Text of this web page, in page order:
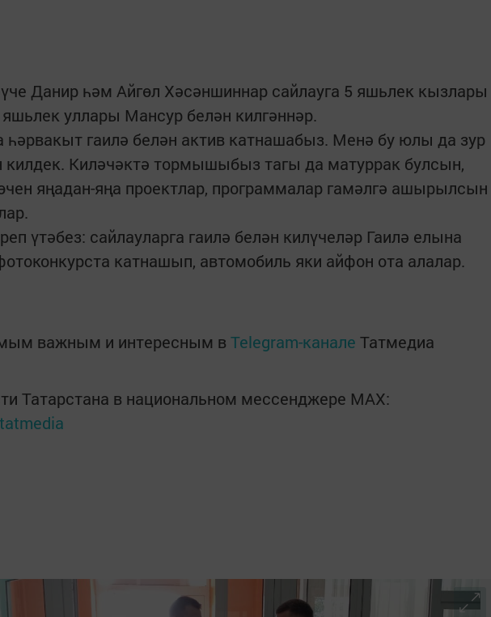
Данир һәм Айгөл Хәсәншиннар сайлауга 5 яшьлек кызлары
уллары Мансур белән килгәннәр.
һәрвакыт гаилә белән актив катнашабыз. Менә бу юлы да зур
килдек. Киләчәктә тормышыбыз тагы да матуррак булсын,
яңадан-яңа проектлар, программалар гамәлгә ашырылсын
үтәбез: сайлауларга гаилә белән килүчеләр Гаилә елына
катнашып, автомобиль яки айфон ота алалар.
важным и интересным в Telegram-канале Татмедиа
Татарстана в национальном мессенджере MАХ: